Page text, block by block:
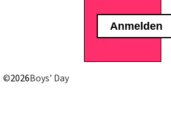
©2026Boys’ Day